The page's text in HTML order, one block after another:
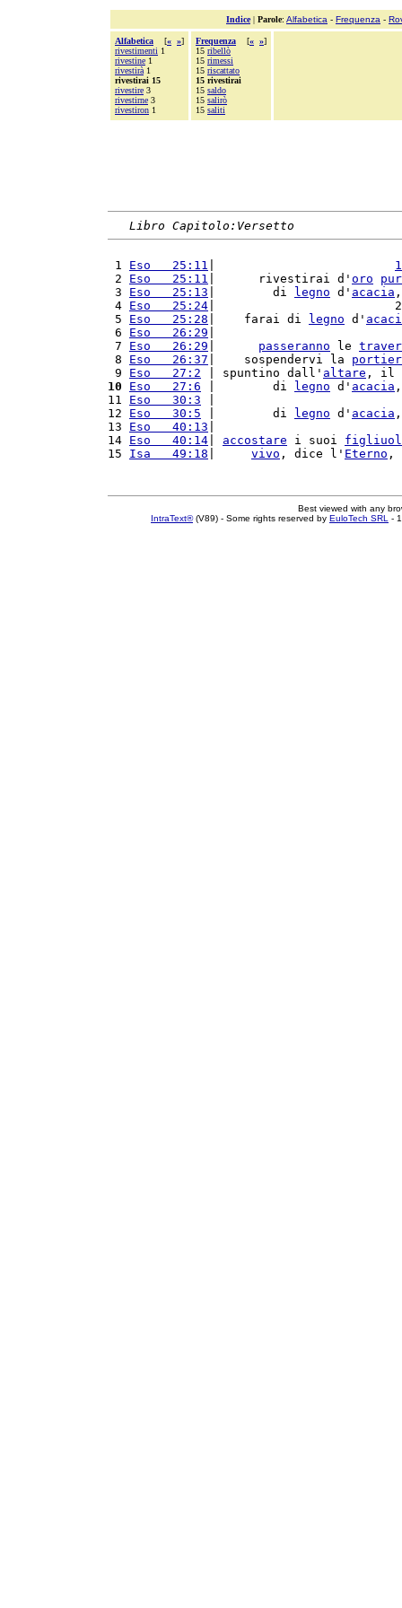
Indice| Parole: Alfabetica - Frequenza -
Alfabetica [« »]
rivestimenti 1
rivestine 1
rivestirà 1
rivestirai 15
rivestire 3
rivestirne 3
rivestiron 1
Frequenza [« »]
15 ribellò
15 rimessi
15 riscattato
15 rivestirai
15 saldo
15 salirò
15 saliti
Libro Capitolo:Versetto
1 Eso   25:11
2 Eso   25:11 |      rivestirai d' oro
3 Eso   25:13 |        di legno d' acacia
4 Eso   25:24 |
5 Eso   25:28 |    farai di legno d'
6 Eso   26:29
7 Eso   26:29 passeranno le
8 Eso   26:37 |    sospendervi la
9 Eso   27:2 | spuntino dall' altare , il
10
Eso   27:6 |        di legno d' acacia
11 Eso   30:3
12 Eso   30:5 |        di legno d' acacia
13 Eso   40:13
14 Eso   40:14 accostare i suoi
15 Isa   49:18 vivo , dice l' Eterno ,
Best viewed with any
IntraText®(V89) - Some rights reserved by EuloTech SRL -